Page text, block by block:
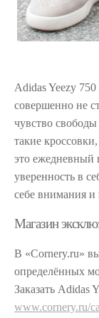
Adidas Yeezy
совершенно не
чувство
такие
это ежедневный
уверенность в
себе внимания и
Магазин
В «Cornery.ru»
определённых
Заказать Adidas
www.cornery.ru/